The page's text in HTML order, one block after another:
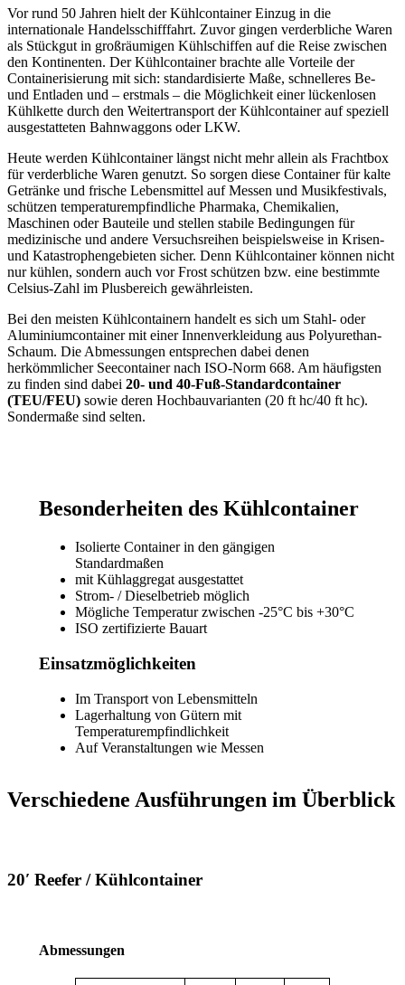
Vor rund 50 Jahren hielt der Kühlcontainer Einzug in die
internationale Handelsschifffahrt. Zuvor gingen verderbliche Waren
als Stückgut in großräumigen Kühlschiffen auf die Reise zwischen
den Kontinenten. Der Kühlcontainer brachte alle Vorteile der
Containerisierung mit sich: standardisierte Maße, schnelleres Be-
und Entladen und – erstmals – die Möglichkeit einer lückenlosen
Kühlkette durch den Weitertransport der Kühlcontainer auf speziell
ausgestatteten Bahnwaggons oder LKW.
Heute werden Kühlcontainer längst nicht mehr allein als Frachtbox
für verderbliche Waren genutzt. So sorgen diese Container für kalte
Getränke und frische Lebensmittel auf Messen und Musikfestivals,
schützen temperaturempfindliche Pharmaka, Chemikalien,
Maschinen oder Bauteile und stellen stabile Bedingungen für
medizinische und andere Versuchsreihen beispielsweise in Krisen-
und Katastrophengebieten sicher. Denn Kühlcontainer können nicht
nur kühlen, sondern auch vor Frost schützen bzw. eine bestimmte
Celsius-Zahl im Plusbereich gewährleisten.
Bei den meisten Kühlcontainern handelt es sich um Stahl- oder
Aluminiumcontainer mit einer Innenverkleidung aus Polyurethan-
Schaum. Die Abmessungen entsprechen dabei denen
herkömmlicher Seecontainer nach ISO-Norm 668. Am häufigsten
zu finden sind dabei 20- und 40-Fuß-Standardcontainer
(TEU/FEU) sowie deren Hochbauvarianten (20 ft hc/40 ft hc).
Sondermaße sind selten.
Besonderheiten des Kühlcontainer
Isolierte Container in den gängigen
Standardmaßen
mit Kühlaggregat ausgestattet
Strom- / Dieselbetrieb möglich
Mögliche Temperatur zwischen -25°C bis +30°C
ISO zertifizierte Bauart
Einsatzmöglichkeiten
Im Transport von Lebensmitteln
Lagerhaltung von Gütern mit
Temperaturempfindlichkeit
Auf Veranstaltungen wie Messen
Verschiedene Ausführungen im Überblick
20′ Reefer / Kühlcontainer
Abmessungen